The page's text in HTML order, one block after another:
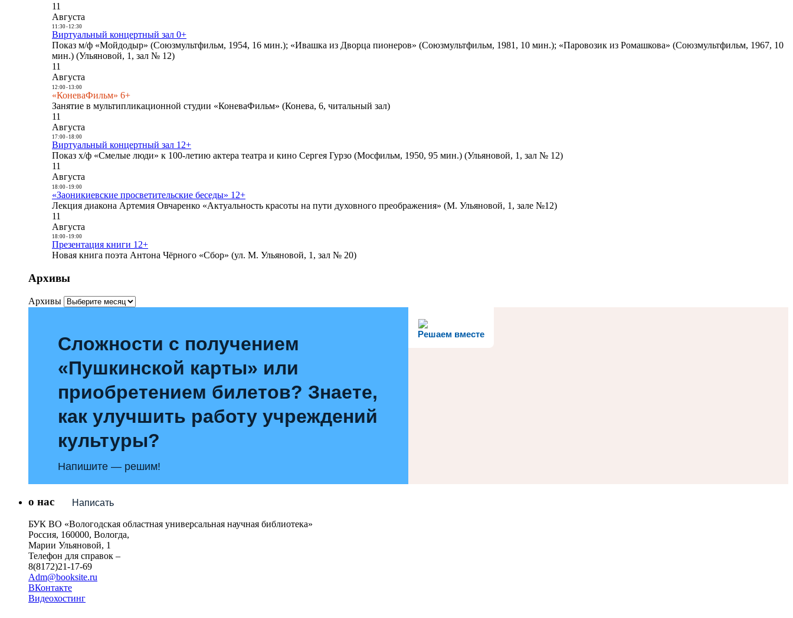
11
Августа
11:30- 12:30
Виртуальный концертный зал 0+
Показ м/ф «Мойдодыр» (Союзмультфильм, 1954, 16 мин.); «Ивашка из Дворца пионеров» (Союзмультфильм, 1981, 10 мин.); «Паровозик из Ромашкова» (Союзмультфильм, 1967, 10
мин.) (Ульяновой, 1, зал № 12)
11
Августа
12:00- 13:00
«КоневаФильм» 6+
Занятие в мультипликационной студии «КоневаФильм» (Конева, 6, читальный зал)
11
Августа
17:00- 18:00
Виртуальный концертный зал 12+
Показ х/ф «Смелые люди» к 100-летию актера театра и кино Сергея Гурзо (Мосфильм, 1950, 95 мин.) (Ульяновой, 1, зал № 12)
11
Августа
18:00- 19:00
«Заоникиевские просветительские беседы» 12+
Лекция диакона Артемия Овчаренко «Актуальность красоты на пути духовного преображения» (М. Ульяновой, 1, зале №12)
11
Августа
18:00- 19:00
Презентация книги 12+
Новая книга поэта Антона Чёрного «Сбор» (ул. М. Ульяновой, 1, зал № 20)
Архивы
Архивы
Решаем вместе
Сложности с получением
«Пушкинской карты» или
приобретением билетов? Знаете,
как улучшить работу учреждений
культуры?
Напишите — решим!
Написать
о нас
БУК ВО «Вологодская областная универсальная научная библиотека»
Россия, 160000, Вологда,
Марии Ульяновой, 1
Телефон для справок –
8(8172)21-17-69
Adm@booksite.ru
ВКонтакте
Видеохостинг